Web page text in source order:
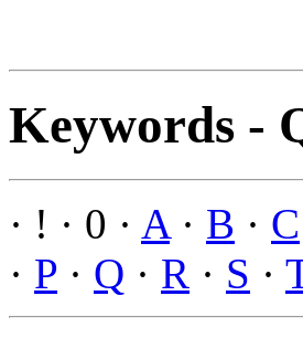
Keywords -
· ! · 0 · A· B · C
· P · Q · R · S ·